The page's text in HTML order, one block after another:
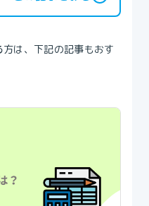
は、下記の記事もおす